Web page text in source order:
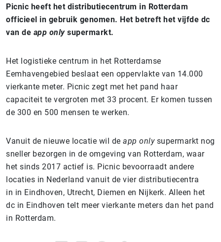
Picnic heeft het distributiecentrum in Rotterdam
officieel in gebruik genomen. Het betreft het vijfde dc
van de app onlysupermarkt.
Het logistieke centrum in het Rotterdamse
Eemhavengebied beslaat een oppervlakte van 14.000
vierkante meter. Picnic zegt met het pand haar
capaciteit te vergroten met 33 procent. Er komen tussen
de 300 en 500 mensen te werken.
Vanuit de nieuwe locatie wil de app onlysupermarkt nog
sneller bezorgen in de omgeving van Rotterdam, waar
het sinds 2017 actief is. Picnic bevoorraadt andere
locaties in Nederland vanuit de vier distributiecentra
in in Eindhoven, Utrecht, Diemen en Nijkerk. Alleen het
dc in Eindhoven telt meer vierkante meters dan het pand
in Rotterdam.